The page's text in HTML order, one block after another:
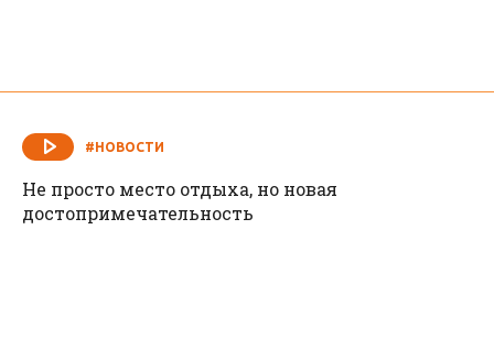
#НОВОСТИ
Не просто место отдыха, но новая
достопримечательность